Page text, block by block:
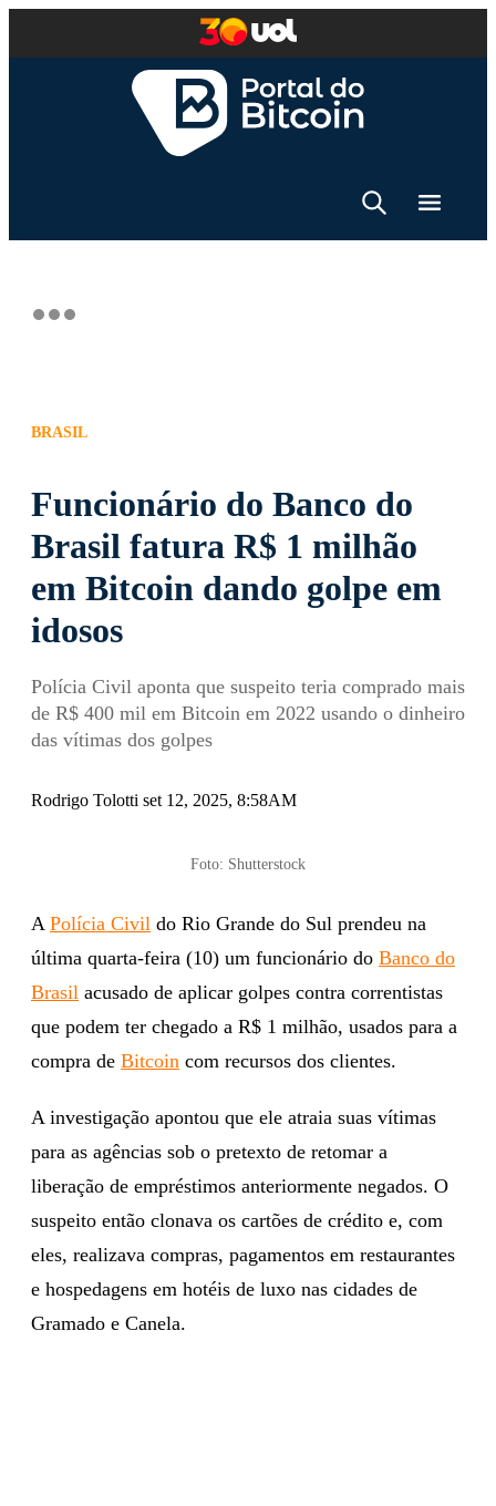
BRASIL
Funcionário do Banco do
Brasil fatura R$ 1 milhão
em Bitcoin dando golpe em
idosos
Polícia Civil aponta que suspeito teria comprado mais
de R$ 400 mil em Bitcoin em 2022 usando o dinheiro
das vítimas dos golpes
Rodrigo Tolotti set 12, 2025, 8:58AM
Foto: Shutterstock
A Polícia Civil do Rio Grande do Sul prendeu na
última quarta-feira (10) um funcionário do Banco do
Brasil acusado de aplicar golpes contra correntistas
que podem ter chegado a R$ 1 milhão, usados para a
compra de Bitcoin com recursos dos clientes.
A investigação apontou que ele atraia suas vítimas
para as agências sob o pretexto de retomar a
liberação de empréstimos anteriormente negados. O
suspeito então clonava os cartões de crédito e, com
eles, realizava compras, pagamentos em restaurantes
e hospedagens em hotéis de luxo nas cidades de
Gramado e Canela.